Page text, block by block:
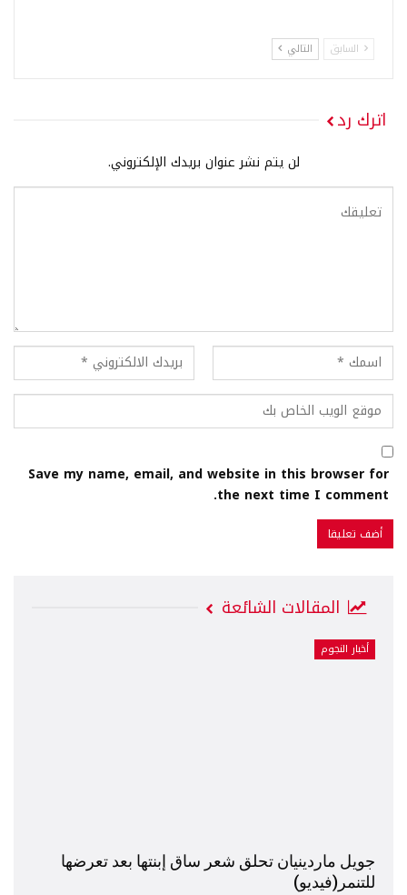
السابق التالي
اترك رد
لن يتم نشر عنوان بريدك الإلكتروني.
Save my name, email, and website in this browser for
the next time I comment.
المقالات الشائعة
أخبار النجوم
جويل ماردينيان تحلق شعر ساق إبنتها بعد تعرضها
للتنمر(فيديو)